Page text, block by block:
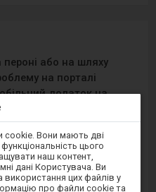
або на шляху
на порталі
додаток на
cookie. Вони мають дві
цього
наш контент,
дані Користувача. Ви
цих файлів у
про файли cookie та